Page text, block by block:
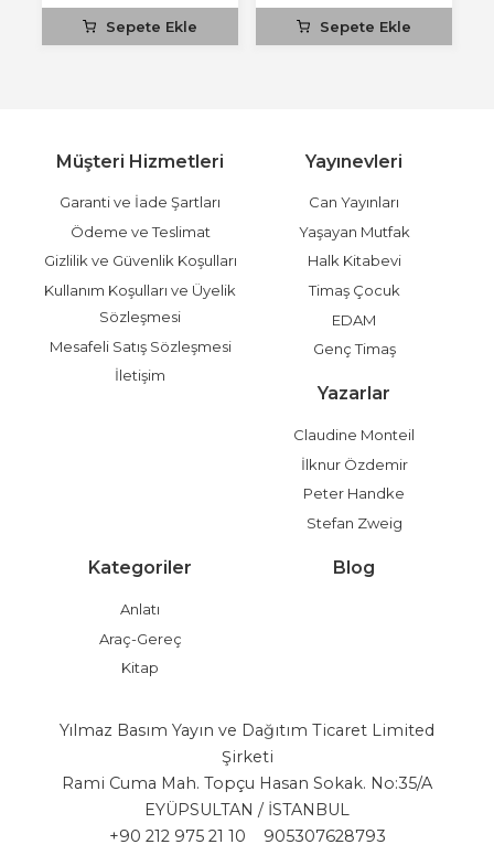
Sepete Ekle Sepete Ekle
Müşteri Hizmetleri
Garanti ve İade Şartları
Ödeme ve Teslimat
Gizlilik ve Güvenlik Koşulları
Kullanım Koşulları ve Üyelik
Sözleşmesi
Mesafeli Satış Sözleşmesi
İletişim
Yayınevleri
Can Yayınları
Yaşayan Mutfak
Halk Kitabevi
Timaş Çocuk
EDAM
Genç Timaş
Yazarlar
Claudine Monteil
İlknur Özdemir
Peter Handke
Stefan Zweig
Kategoriler
Anlatı
Araç-Gereç
Kitap
Blog
Yılmaz Basım Yayın ve Dağıtım Ticaret Limited
Şirketi
Rami Cuma Mah. Topçu Hasan Sokak. No:35/A
EYÜPSULTAN / İSTANBUL
+90 212 975 21 10
905307628793